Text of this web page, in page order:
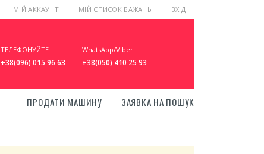
МІЙ АККАУНТ МІЙ СПИСОК БАЖАНЬ ВХІД
ТЕЛЕФОНУЙТЕ
+38(096) 015 96 63
WhatsApp/Viber
+38(050) 410 25 93
ПРОДАТИ МАШИНУ ЗАЯВКА НА ПОШУК